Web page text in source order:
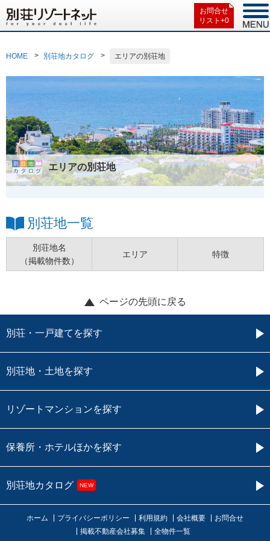
お問合せ
リスト+0
HOME 別荘地カタログ エリアの別荘地
エリアの別荘地
別荘地一覧
別荘地名
（掲載物件数）
エリア 特徴
ページの先頭に戻る
別荘・一戸建てを探す
別荘地・土地を探す
リゾートマンションを探す
保養所・ホテルほかを探す
別荘地カタログ NEW
ホーム プライバシーポリシー 利用規約 会社概要
お問合せ
掲載不動産会社募集
全物件一覧